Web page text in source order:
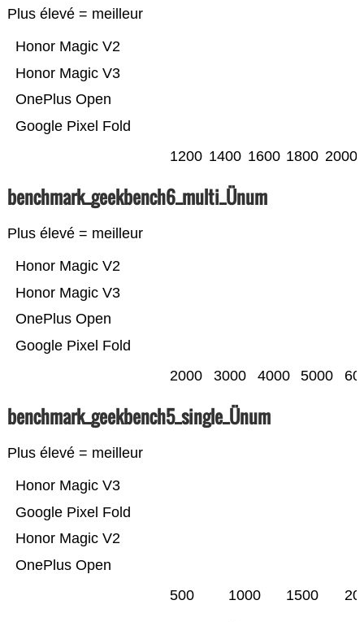
Plus élevé = meilleur
Google Pixel Fold
OnePlus Open
Honor Magic V3
Honor Magic V2
1200 1400 1600 1800 2000
benchmark_geekbench6_multi_Ünum
Plus élevé = meilleur
Google Pixel Fold
OnePlus Open
Honor Magic V3
Honor Magic V2
2000 3000 4000 5000
benchmark_geekbench5_single_Ünum
Plus élevé = meilleur
OnePlus Open
Honor Magic V2
Google Pixel Fold
Honor Magic V3
500 1000 1500